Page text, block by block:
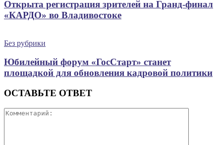
Открыта регистрация зрителей на Гранд-финал
«КАРДО» во Владивостоке
Без рубрики
Юбилейный форум «ГосСтарт» станет
площадкой для обновления кадровой политики
ОСТАВЬТЕ ОТВЕТ